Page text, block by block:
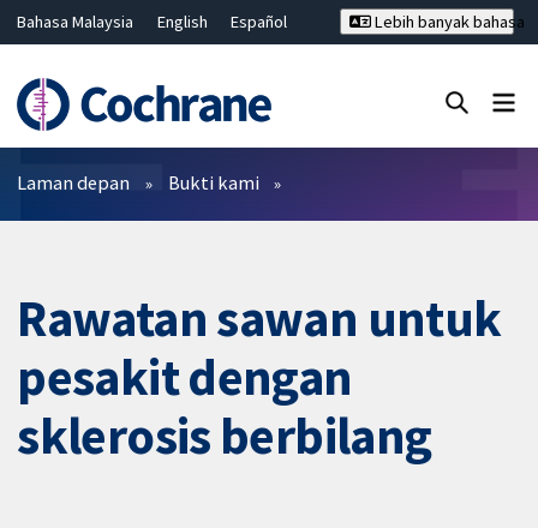
Bahasa Malaysia English
Español
Hrvatski
Deutsch ไทย
繁體中文
简体中文
Lebih banyak bahasa
Penapis
Laman depan Bukti kami
Rawatan sawan untuk
pesakit dengan
sklerosis berbilang